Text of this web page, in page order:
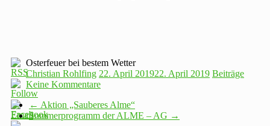
Osterfeuer bei bestem Wetter
Christian Rohlfing 22. April 201922. April 2019 Beiträge
Keine Kommentare
← Aktion „Sauberes Alme“
Sommerprogramm der ALME – AG →